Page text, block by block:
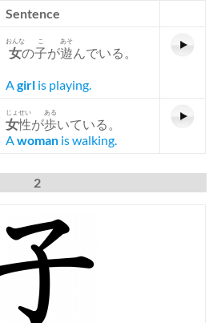
Sentence
女
おんな
の子
こ
が遊
あそ
んでいる。
Agirl is playing.
女性
じょせい
が歩
ある
いている。
Awoman is walking.
2